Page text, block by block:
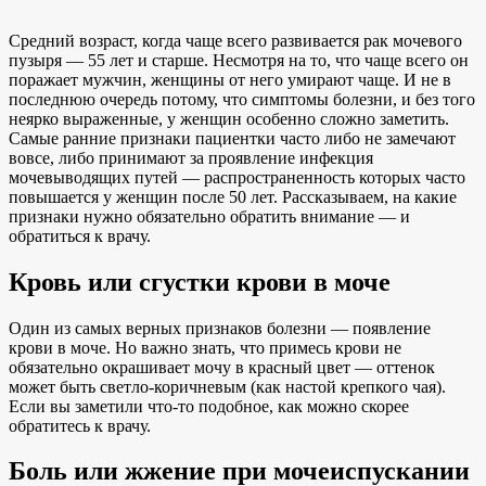
Средний возраст, когда чаще всего развивается рак мочевого
пузыря — 55 лет и старше. Несмотря на то, что чаще всего он
поражает мужчин, женщины от него умирают чаще. И не в
последнюю очередь потому, что симптомы болезни, и без того
неярко выраженные, у женщин особенно сложно заметить.
Самые ранние признаки пациентки часто либо не замечают
вовсе, либо принимают за проявление инфекция
мочевыводящих путей — распространенность которых часто
повышается у женщин после 50 лет. Рассказываем, на какие
признаки нужно обязательно обратить внимание — и
обратиться к врачу.
Кровь или сгустки крови в моче
Один из самых верных признаков болезни — появление
крови в моче. Но важно знать, что примесь крови не
обязательно окрашивает мочу в красный цвет — оттенок
может быть светло-коричневым (как настой крепкого чая).
Если вы заметили что-то подобное, как можно скорее
обратитесь к врачу.
Боль или жжение при мочеиспускании